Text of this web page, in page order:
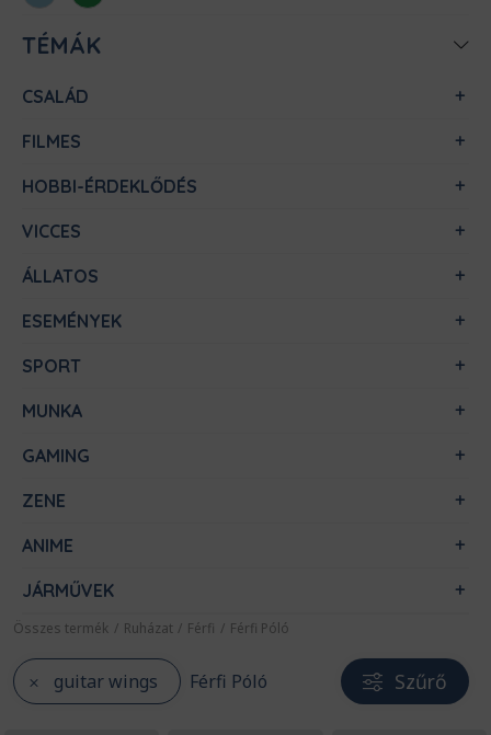
TÉMÁK
CSALÁD
FILMES
HOBBI-ÉRDEKLŐDÉS
VICCES
ÁLLATOS
ESEMÉNYEK
SPORT
MUNKA
GAMING
ZENE
ANIME
JÁRMŰVEK
Összes termék / Ruházat / Férfi / Férfi Póló
guitar wings Férfi Póló Szűrő